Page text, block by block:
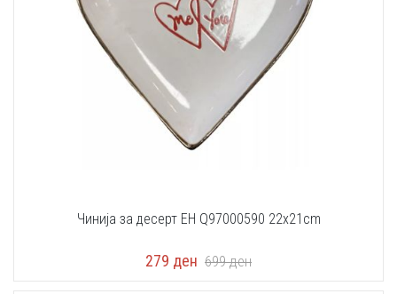
Чинија за десерт EH Q97000590 22x21cm
279 ден 699ден